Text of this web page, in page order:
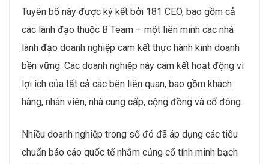
Tuyên bố này được ký kết bởi 181 CEO, bao gồm cả
các lãnh đạo thuộc B Team – một liên minh các nhà
lãnh đạo doanh nghiệp cam kết thực hành kinh doanh
bền vững. Các doanh nghiệp này cam kết hoạt động vì
lợi ích của tất cả các bên liên quan, bao gồm khách
hàng, nhân viên, nhà cung cấp, cộng đồng và cổ đông.
Nhiều doanh nghiệp trong số đó đã áp dụng các tiêu
chuẩn báo cáo quốc tế nhằm củng cố tính minh bạch